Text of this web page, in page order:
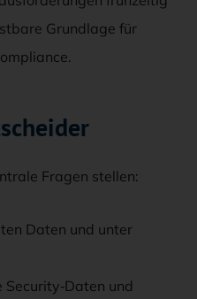
Grundlage für
Fragen stellen:
Daten und unter
und